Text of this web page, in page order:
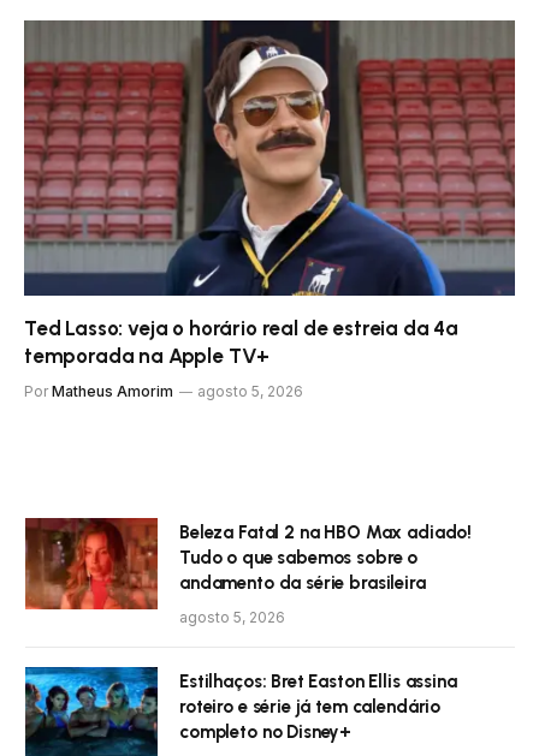
Ted Lasso: veja o horário real de estreia da 4ª
temporada na Apple TV+
Por Matheus Amorim agosto 5, 2026
Beleza Fatal 2 na HBO Max adiado!
Tudo o que sabemos sobre o
andamento da série brasileira
agosto 5, 2026
Estilhaços: Bret Easton Ellis assina
roteiro e série já tem calendário
completo no Disney+